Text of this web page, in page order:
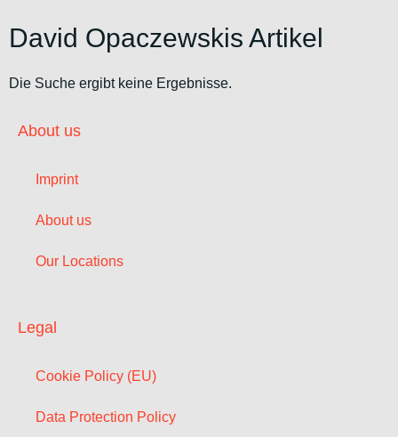
David Opaczewskis Artikel
Die Suche ergibt keine Ergebnisse.
About us
Imprint
About us
Our Locations
Legal
Cookie Policy (EU)
Data Protection Policy